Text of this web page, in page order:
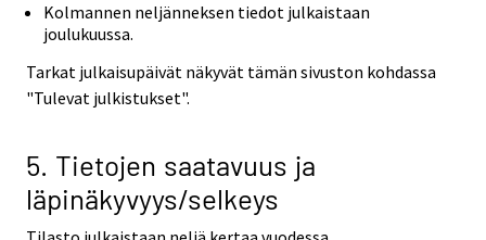
Kolmannen neljänneksen tiedot julkaistaan
joulukuussa.
Tarkat julkaisupäivät näkyvät tämän sivuston kohdassa
"Tulevat julkistukset".
5. Tietojen saatavuus ja
läpinäkyvyys/selkeys